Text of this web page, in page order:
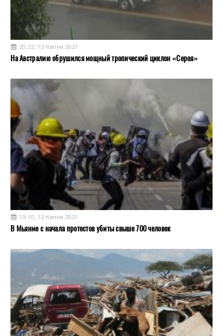
20:22, 12 Квітня 2021
На Австралию обрушился мощный тропический циклон «Сероя»
19:10, 12 Квітня 2021
В Мьянме с начала протестов убиты свыше 700 человек